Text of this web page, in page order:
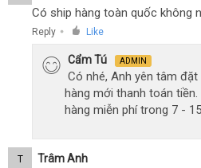
Có ship hàng toàn quốc không
Reply ● Like
Cẩm Tú ADMIN
Có nhé, Anh yên tâm
hàng mới thanh toán
hàng miễn phí trong 7 -
T Trâm Anh